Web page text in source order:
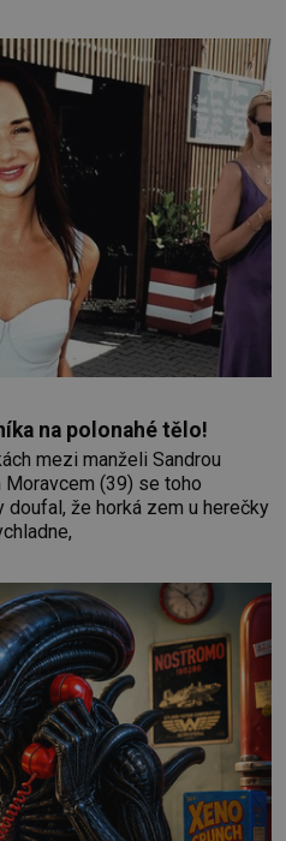
Kaspického a Azovského
na polonahé tělo!
mezi manželi Sandrou
Moravcem (39) se toho
doufal, že horká zem u herečky